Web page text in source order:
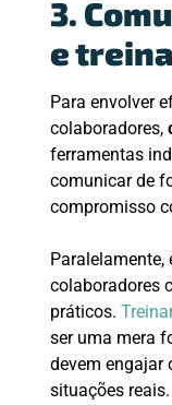
3.
e
Para envolver
colaboradores,
ferramentas
comunicar de
compromisso
colaboradores
práticos.
ser uma mera
devem engajar
situações